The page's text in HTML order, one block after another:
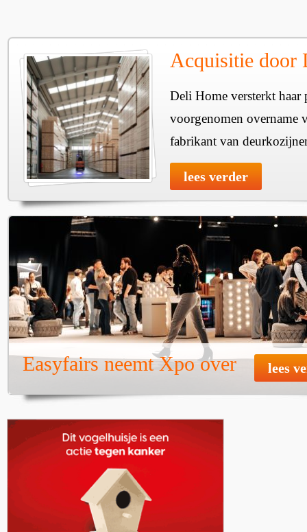
Acquisitie door
Deli Home versterkt haar
voorgenomen overname
fabrikant van
lees verder
Easyfairs neemt Xpo over lees